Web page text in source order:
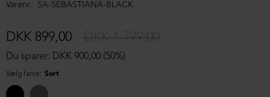
Varenr. SA-SEBASTIANA-BLACK
Du sparer: DKK 900,00 (50%)
DKK 899,00
Vælg farve: Sort